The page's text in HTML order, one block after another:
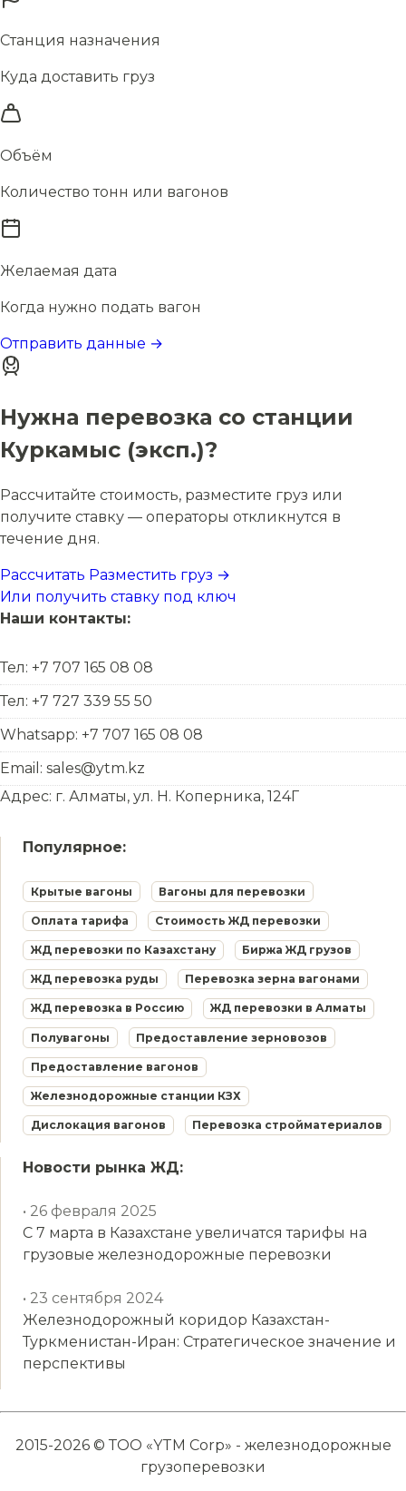
Станция назначения
Куда доставить груз
Объём
Количество тонн или вагонов
Желаемая дата
Когда нужно подать вагон
Отправить данные →
Нужна перевозка со станции
Куркамыс (эксп.)?
Рассчитайте стоимость, разместите груз или
получите ставку — операторы откликнутся в
течение дня.
Рассчитать Разместить груз →
Или получить ставку под ключ
Наши контакты:
Тел: +7 707 165 08 08
Тел: +7 727 339 55 50
Whatsapp: +7 707 165 08 08
Email: sales@ytm.kz
Адрес: г. Алматы, ул. Н. Коперника, 124Г
Популярное:
Крытые вагоны Вагоны для перевозки
Оплата тарифа Стоимость ЖД перевозки
ЖД перевозки по Казахстану Биржа ЖД грузов
ЖД перевозка руды Перевозка зерна вагонами
ЖД перевозка в Россию ЖД перевозки в Алматы
Полувагоны Предоставление зерновозов
Предоставление вагонов
Железнодорожные станции КЗХ
Дислокация вагонов Перевозка стройматериалов
Новости рынка ЖД:
• 26 февраля 2025
С 7 марта в Казахстане увеличатся тарифы на
грузовые железнодорожные перевозки
• 23 сентября 2024
Железнодорожный коридор Казахстан-
Туркменистан-Иран: Стратегическое значение и
перспективы
2015-2026 © ТОО «YTM Corp» - железнодорожные
грузоперевозки